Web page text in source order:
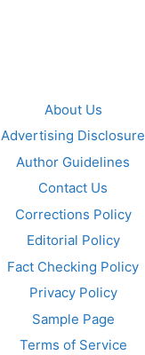
About Us
Advertising Disclosure
Author Guidelines
Contact Us
Corrections Policy
Editorial Policy
Fact Checking Policy
Privacy Policy
Sample Page
Terms of Service